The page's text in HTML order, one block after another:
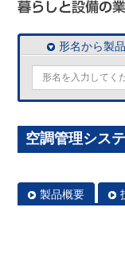
形名から製
空調管理シス
製品概要